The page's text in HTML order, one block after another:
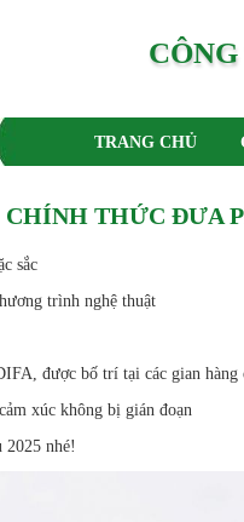
TRANG CHỦ
THỨC ĐƯA
sắc
trình nghệ thuật
được bố trí tại các gian
xúc không bị gián đoạn
2025 nhé!